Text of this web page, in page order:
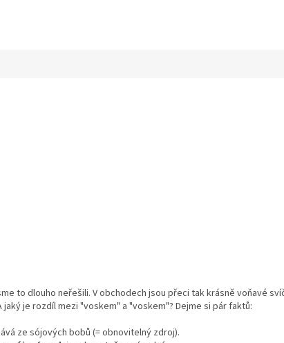
to dlouho neřešili. V obchodech jsou přeci tak krásně voňavé
je rozdíl mezi "voskem" a "voskem"? Dejme si pár faktů:
ze sójových bobů (= obnovitelný zdroj).